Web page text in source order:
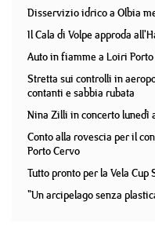
Disservizio idrico a Olbia
Il Cala di Volpe approda
Auto in fiamme a Loiri Porto
Stretta sui controlli in
contanti e sabbia rubata
Nina Zilli in concerto lunedì
Conto alla rovescia per il
Porto Cervo
Tutto pronto per la Vela
"Un arcipelago senza